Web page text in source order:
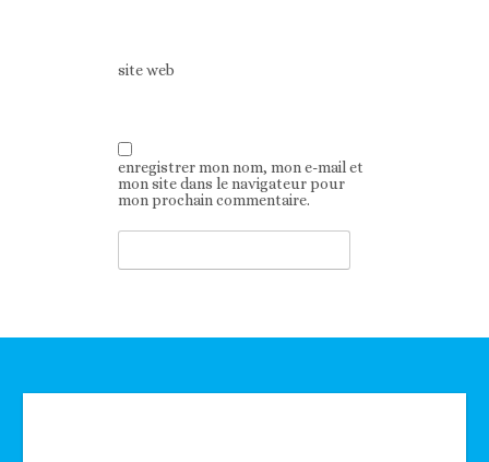
site web
enregistrer mon nom, mon e-mail et
mon site dans le navigateur pour
mon prochain commentaire.